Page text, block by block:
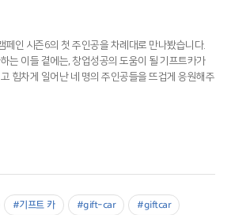
페인 시즌6의 첫 주인공을 차례대로 만나봤습니다.
는 이들 곁에는, 창업성공의 도움이 될 기프트카가
힘차게 일어난 네 명의 주인공들을 뜨겁게 응원해주
#기프트 카 #gift-car #giftcar